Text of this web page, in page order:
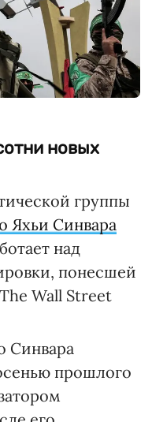
новых
группы
Яхьи Синвара
над
понесшей
The Wall Street
Синвара
прошлого